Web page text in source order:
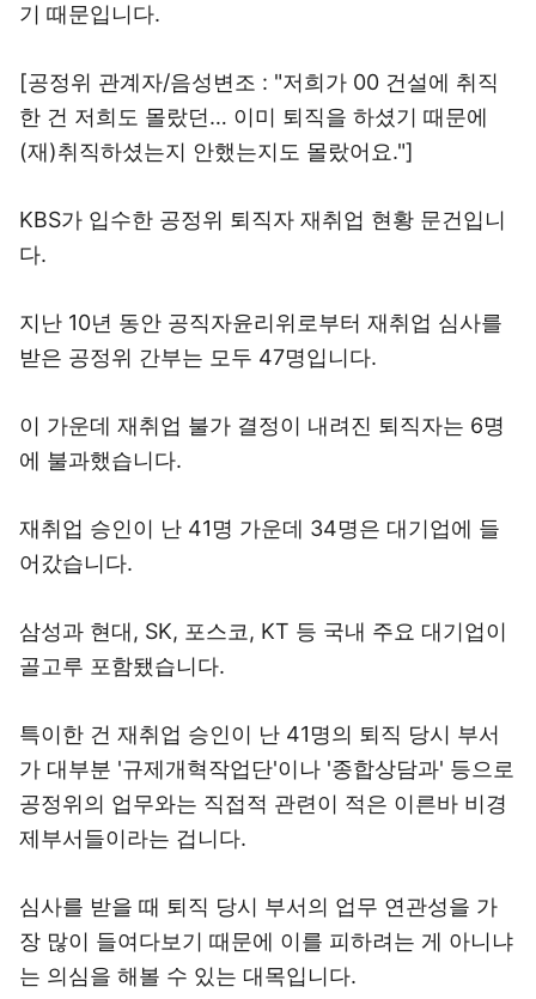
기 때문입니다.
[공정위 관계자/음성변조 : "저희가 00 건설에 취직
한 건 저희도 몰랐던… 이미 퇴직을 하셨기 때문에
(재)취직하셨는지 안했는지도 몰랐어요."]
KBS가 입수한 공정위 퇴직자 재취업 현황 문건입니
다.
지난 10년 동안 공직자윤리위로부터 재취업 심사를
받은 공정위 간부는 모두 47명입니다.
이 가운데 재취업 불가 결정이 내려진 퇴직자는 6명
에 불과했습니다.
재취업 승인이 난 41명 가운데 34명은 대기업에 들
어갔습니다.
삼성과 현대, SK, 포스코, KT 등 국내 주요 대기업이
골고루 포함됐습니다.
특이한 건 재취업 승인이 난 41명의 퇴직 당시 부서
가 대부분 '규제개혁작업단'이나 '종합상담과' 등으로
공정위의 업무와는 직접적 관련이 적은 이른바 비경
제부서들이라는 겁니다.
심사를 받을 때 퇴직 당시 부서의 업무 연관성을 가
장 많이 들여다보기 때문에 이를 피하려는 게 아니냐
는 의심을 해볼 수 있는 대목입니다.